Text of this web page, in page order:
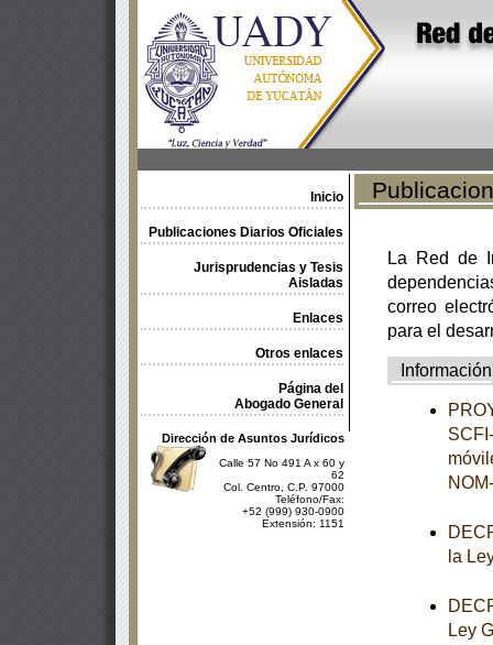
Inicio
Publicaciones Diarios Oficiales
Jurisprudencias y Tesis
Aisladas
Enlaces
Otros enlaces
Página del
Abogado General
Dirección de Asuntos Jurídicos
Calle 57 No 491 A x 60 y
62
Col. Centro, C.P. 97000
Teléfono/Fax:
+52 (999) 930-0900
Extensión: 1151
La Red de
correo
para el
Información
la
Ley